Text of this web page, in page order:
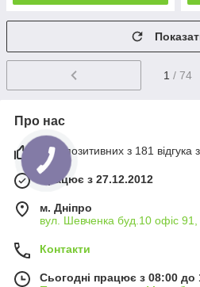
1 / 74
Про нас
98% позитивних з 181 відгука
Працює з 27.12.2012
м. Дніпро
вул. Шевченка буд.10 офіс
Контакти
Сьогодні працює з 08:00 до